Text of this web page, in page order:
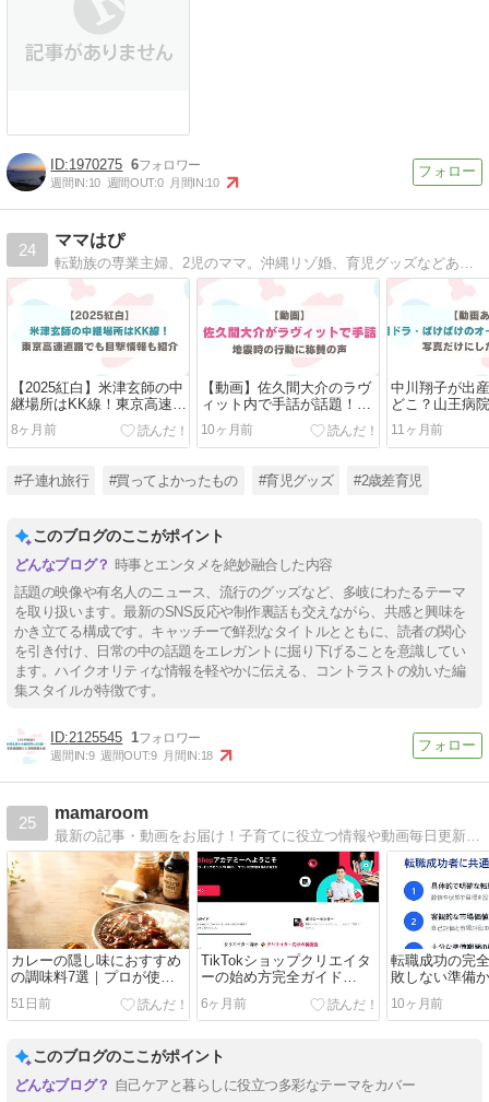
1970275 6
週間IN:10 週間OUT:0 月間IN:10
24
ママはぴ
転勤族の専業主婦、2児のママ。沖縄リゾ婚、育児グッズなどあれこれ書いています！
【2025紅白】米津玄師の中
継場所はKK線！東京高速道
路でも目撃情報も紹介
8ヶ月前
【動画】佐久間大介のラヴ
ィット内で手話が話題！な
ぜ手話ができる？
10ヶ月前
中川翔子が出
どこ？山王病
本当？出産費
11ヶ月前
#子連れ旅行 #買ってよかったもの #育児グッズ #2歳差育児
このブログのここがポイント
時事とエンタメを絶妙融合した内容
話題の映像や有名人のニュース、流行のグッズなど、多岐にわたるテーマ
を取り扱います。最新のSNS反応や制作裏話も交えながら、共感と興味を
かき立てる構成です。キャッチーで鮮烈なタイトルとともに、読者の関心
を引き付け、日常の中の話題をエレガントに掘り下げることを意識してい
ます。ハイクオリティな情報を軽やかに伝える、コントラストの効いた編
集スタイルが特徴です。
2125545 1
週間IN:9 週間OUT:9 月間IN:18
25
mamaroom
最新の記事・動画をお届け！子育てに役立つ情報や動画毎日更新しています！その他にも、たくさんの記事や動画を公開しています！#ママルーム #3兄妹 #子育て #役立つ情報 #mamaroom
カレーの隠し味におすすめ
の調味料7選｜プロが使う
コクの出し方を完全解説
51日前
TikTokショップクリエイタ
ーの始め方完全ガイド
【2026年最新版】審査条
件・登録手順・収益化のコ
6ヶ月前
転職成功の完
敗しない準備
徹底解説
10ヶ月前
このブログのここがポイント
自己ケアと暮らしに役立つ多彩なテーマをカバー